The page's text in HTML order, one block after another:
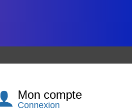
Mon compte
Connexion